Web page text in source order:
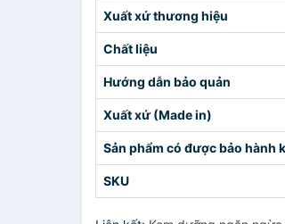
Xuất xứ thương hiệu
Chất liệu
Hướng dẫn bảo quản
Xuất xứ (Made in)
Sản phẩm có được bảo hành
SKU